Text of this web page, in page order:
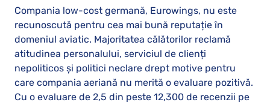
Compania low-cost germană, Eurowings, nu este
recunoscută pentru cea mai bună reputație în
domeniul aviatic. Majoritatea călătorilor reclamă
atitudinea personalului, serviciul de clienți
nepoliticos și politici neclare drept motive pentru
care compania aeriană nu merită o evaluare pozitivă.
Cu o evaluare de 2,5 din peste 12,300 de recenzii pe